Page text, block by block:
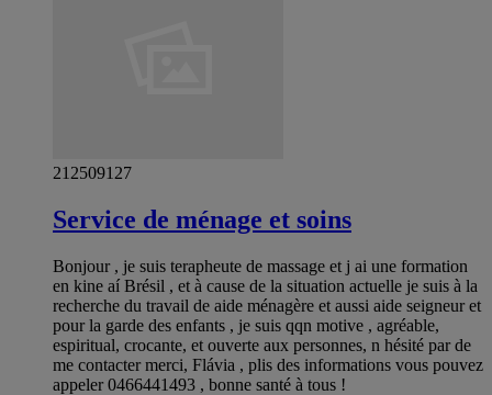
212509127
Service de ménage et soins
Bonjour , je suis terapheute de massage et j ai une formation
en kine aí Brésil , et à cause de la situation actuelle je suis à la
recherche du travail de aide ménagère et aussi aide seigneur et
pour la garde des enfants , je suis qqn motive , agréable,
espiritual, crocante, et ouverte aux personnes, n hésité par de
me contacter merci, Flávia , plis des informations vous pouvez
appeler 0466441493 , bonne santé à tous !